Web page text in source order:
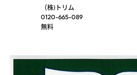
（株)トリム
0120-665-089
無料